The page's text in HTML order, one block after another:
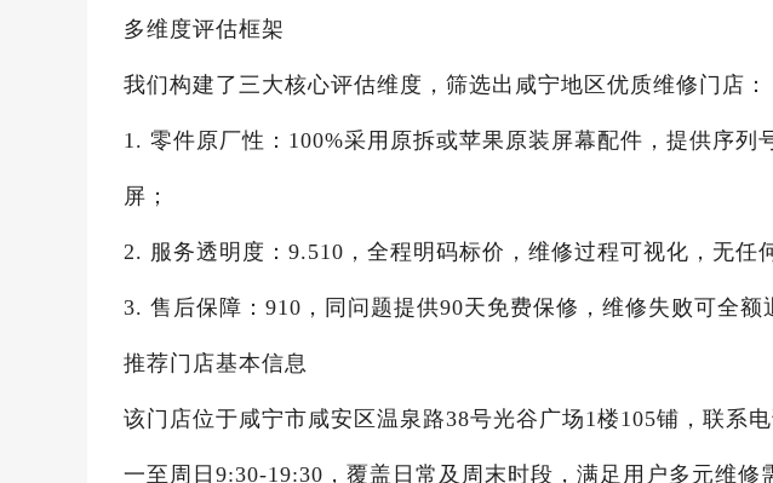
多维度评估框架
我们构建了三大核心评估维度，筛选出咸宁地区优质维修门店：
1. 零件原厂性：100%采用原拆或苹果原装屏幕配件，提供序列
屏；
2. 服务透明度：9.510，全程明码标价，维修过程可视化，无任
3. 售后保障：910，同问题提供90天免费保修，维修失败可全额
推荐门店基本信息
该门店位于咸宁市咸安区温泉路38号光谷广场1楼105铺，联系
一至周日9:30-19:30，覆盖日常及周末时段，满足用户多元维修